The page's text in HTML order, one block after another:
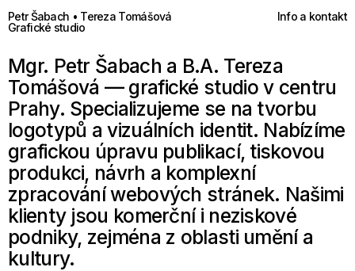
Petr Šabach • Tereza Tomášová
Info a kontakt
Grafické studio
Mgr. Petr Šabach a B.A. Tereza
Tomášová — grafické studio v centru
Prahy. Specializujeme se na tvorbu
logotypů a vizuálních identit. Nabízíme
grafickou úpravu publikací, tiskovou
produkci, návrh a komplexní
zpracování webových stránek. Našimi
klienty jsou komerční i neziskové
podniky, zejména z oblasti umění a
kultury.